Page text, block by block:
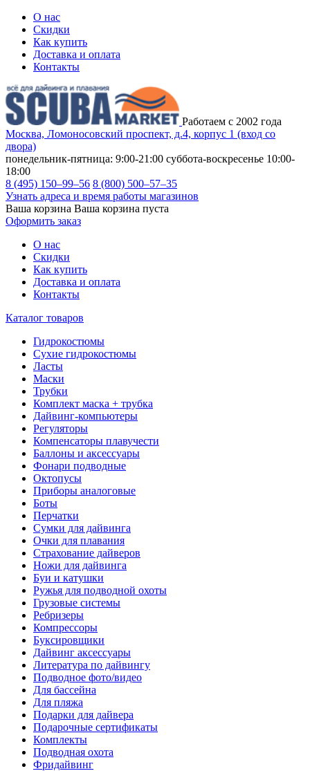
О нас
Скидки
Как купить
Доставка и оплата
Контакты
Работаем с 2002 года
Москва, Ломоносовский проспект, д.4, корпус 1 (вход со
двора)
понедельник-пятница: 9:00-21:00 суббота-воскресенье 10:00-
18:00
8 (495) 150–99–56 8 (800) 500–57–35
Узнать адреса и время работы магазинов
Ваша корзина Ваша корзина пуста
Оформить заказ
О нас
Скидки
Как купить
Доставка и оплата
Контакты
Каталог товаров
Гидрокостюмы
Сухие гидрокостюмы
Ласты
Маски
Трубки
Комплект маска + трубка
Дайвинг-компьютеры
Регуляторы
Компенсаторы плавучести
Баллоны и аксессуары
Фонари подводные
Октопусы
Приборы аналоговые
Боты
Перчатки
Сумки для дайвинга
Очки для плавания
Страхование дайверов
Ножи для дайвинга
Буи и катушки
Ружья для подводной охоты
Грузовые системы
Ребризеры
Компрессоры
Буксировщики
Дайвинг аксессуары
Литература по дайвингу
Подводное фото/видео
Для бассейна
Для пляжа
Подарки для дайвера
Подарочные сертификаты
Комплекты
Подводная охота
Фридайвинг